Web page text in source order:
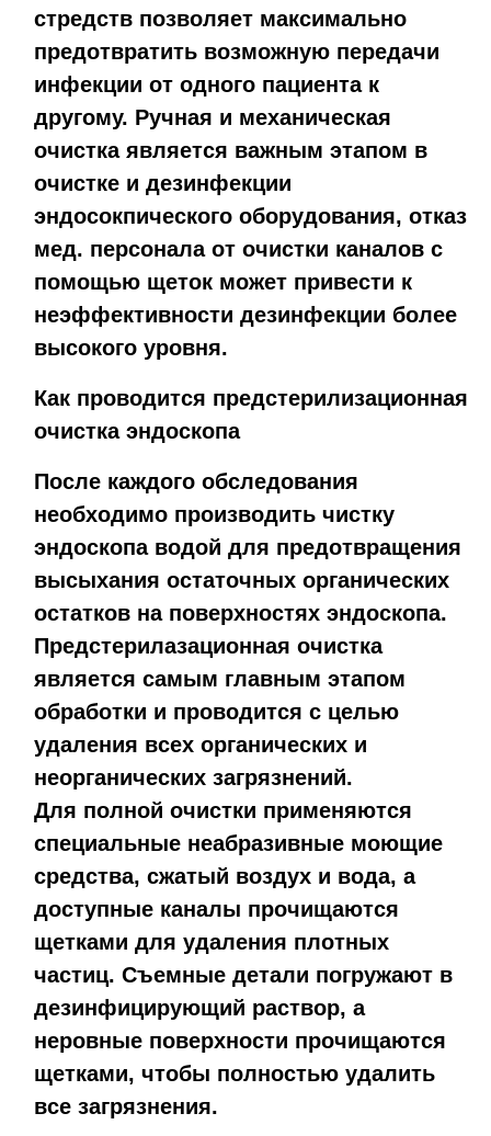
стредств позволяет максимально
предотвратить возможную передачи
инфекции от одного пациента к
другому. Ручная и механическая
очистка является важным этапом в
очистке и дезинфекции
эндосокпического оборудования, отказ
мед. персонала от очистки каналов с
помощью щеток может привести к
неэффективности дезинфекции более
высокого уровня.
Как проводится предстерилизационная
очистка эндоскопа
После каждого обследования
необходимо производить чистку
эндоскопа водой для предотвращения
высыхания остаточных органических
остатков на поверхностях эндоскопа.
Предстерилазационная очистка
является самым главным этапом
обработки и проводится с целью
удаления всех органических и
неорганических загрязнений.
Для полной очистки применяются
специальные неабразивные моющие
средства, сжатый воздух и вода, а
доступные каналы прочищаются
щетками для удаления плотных
частиц. Съемные детали погружают в
дезинфицирующий раствор, а
неровные поверхности прочищаются
щетками, чтобы полностью удалить
все загрязнения.